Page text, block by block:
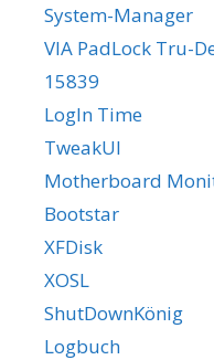
System-Manager
VIA PadLock Tru-
15839
LogIn Time
TweakUI
Motherboard
Bootstar
XFDisk
XOSL
ShutDownKönig
Logbuch